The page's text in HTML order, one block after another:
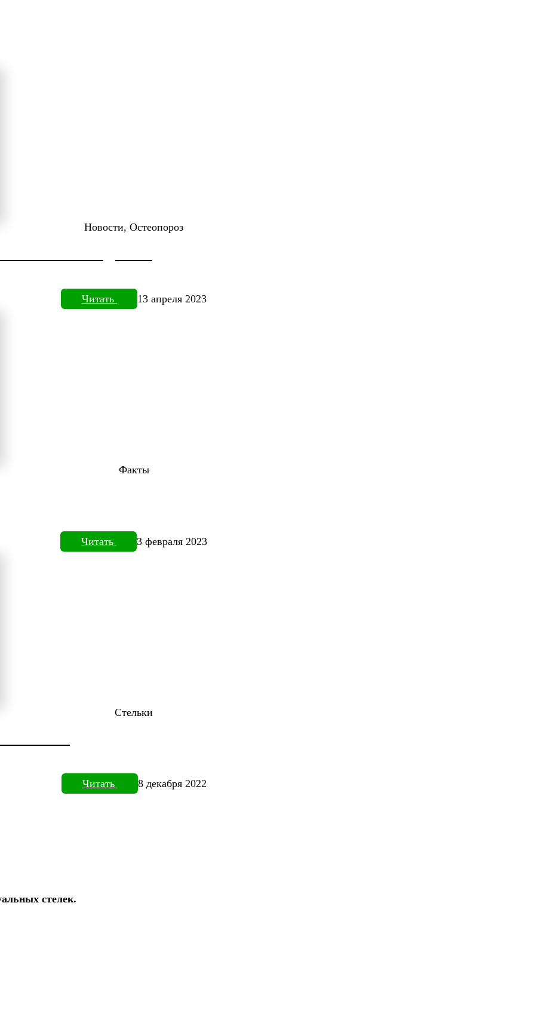
Новости, Остеопороз
Читать 13 апреля 2023
Факты
Читать 3 февраля 2023
Стельки
Читать 8 декабря 2022
стелек.